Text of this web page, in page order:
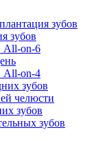
зубов
зубов
All-on-6
All-on-4
зубов
челюсти
зубов
зубов